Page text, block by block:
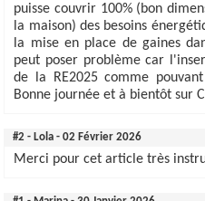
puisse couvrir 100% (bon
la maison) des besoins
la mise en place de gaines
peut poser problème car
de la RE2025 comme
Bonne journée et à bientôt sur
#2 - Lola - 02 Février 2026
Merci pour cet article très